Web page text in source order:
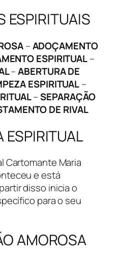
ESPIRITUAIS
–ADOÇAMENTO
ESPIRITUAL–
–ABERTURA DE
ESPIRITUAL–
–SEPARAÇÃO
DE RIVAL
ESPIRITUAL
Cartomante Maria
e está
disso inicia o
para o seu
AMOROSA